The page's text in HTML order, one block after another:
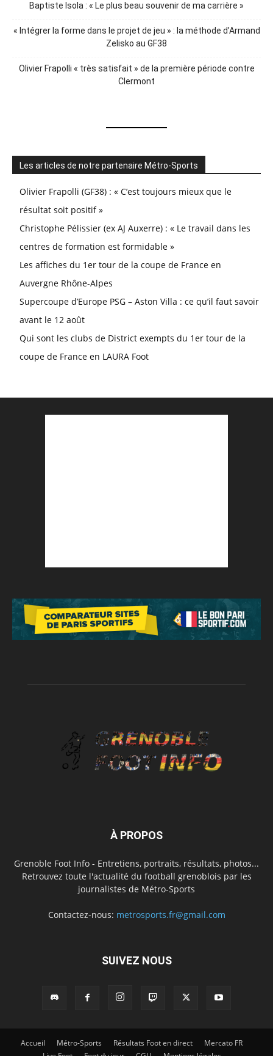
Baptiste Isola : « Le plus beau souvenir de ma carrière »
« Intégrer la forme dans le projet de jeu » : la méthode d’Armand
Zelisko au GF38
Olivier Frapolli « très satisfait » de la première période contre
Clermont
Les articles de notre partenaire Métro-Sports
Olivier Frapolli (GF38) : « C’est toujours mieux que le
résultat soit positif »
Christophe Pélissier (ex AJ Auxerre) : « Le travail dans les
centres de formation est formidable »
Les affiches du 1er tour de la coupe de France en
Auvergne Rhône-Alpes
Supercoupe d’Europe PSG – Aston Villa : ce qu’il faut savoir
avant le 12 août
Qui sont les clubs de District exempts du 1er tour de la
coupe de France en LAURA Foot
À PROPOS
Grenoble Foot Info - Entretiens, portraits, résultats, photos...
Retrouvez toute l'actualité du football grenoblois par les
journalistes de Métro-Sports
Contactez-nous: metrosports.fr@gmail.com
SUIVEZ NOUS
Accueil Métro-Sports Résultats Foot en direct
Mercato FR